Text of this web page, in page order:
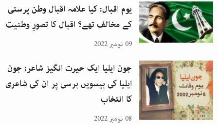
یوم اقبال: کیا علامہ اقبال وطن پرستی
کے مخالف تھے؟ اقبال کا تصورِ وطنیت
09 نومبر 2022
جون ایلیا ایک حیرت انگیز شاعر: جون
ایلیا کی بیسویں برسی پر ان کی شاعری
کا انتخاب
08 نومبر 2022